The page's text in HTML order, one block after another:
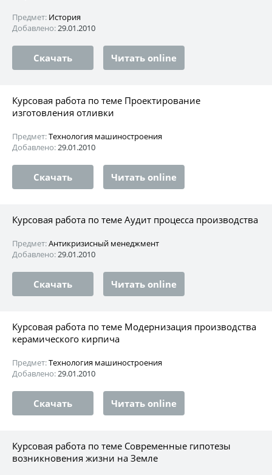
Предмет: История
Добавлено:29.01.2010
Скачать Читать online
Курсовая работа по теме Проектирование
изготовления отливки
Предмет:Технология машиностроения
Добавлено:29.01.2010
Скачать Читать online
Курсовая работа по теме Аудит процесса производства
Предмет:Антикризисный менеджмент
Добавлено:29.01.2010
Скачать Читать online
Курсовая работа по теме Модернизация производства
керамического кирпича
Предмет:Технология машиностроения
Добавлено:29.01.2010
Скачать Читать online
Курсовая работа по теме Современные гипотезы
возникновения жизни на Земле